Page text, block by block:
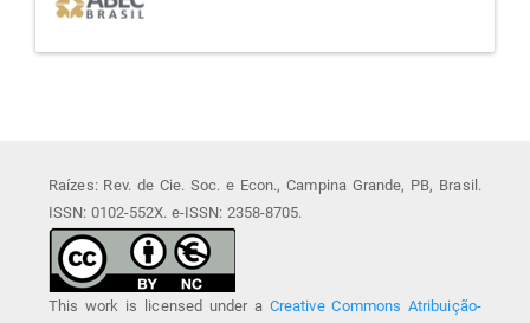
Raízes: Rev. de Cie. Soc. e Econ., Campina Grande, PB, Brasil.
ISSN: 0102-552X. e-ISSN: 2358-8705.
This work is licensed under a Creative Commons Atribuição-